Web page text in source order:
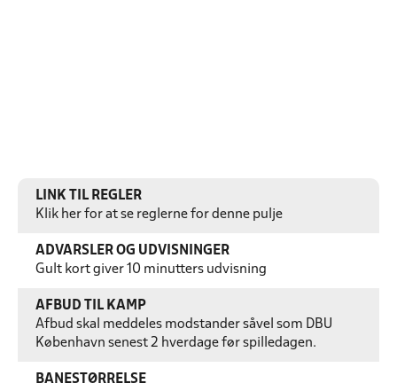
LINK TIL REGLER
Klik her for at se reglerne for denne pulje
ADVARSLER OG UDVISNINGER
Gult kort giver 10 minutters udvisning
AFBUD TIL KAMP
Afbud skal meddeles modstander såvel som DBU
København senest 2 hverdage før spilledagen.
BANESTØRRELSE